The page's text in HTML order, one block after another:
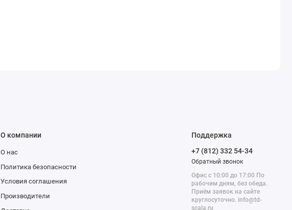
О компании
О нас
Политика безопасности
Условия соглашения
Производители
Поддержка
+7 (812) 332 54-34
Обратный звонок
Офис с 10:00 до 17:00 По
рабочим дням, без обеда.
Приём заявок на сайте
круглосуточно. info@td-
scala.ru